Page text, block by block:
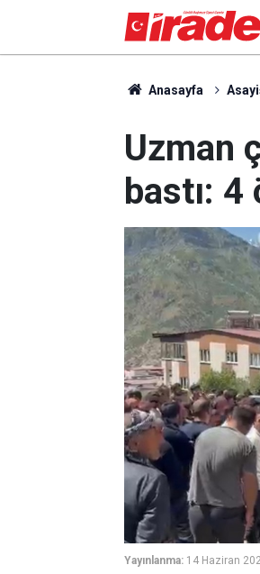
Anasayfa
Uzman
bastı: 4
Yayınlanma: 14 Haziran